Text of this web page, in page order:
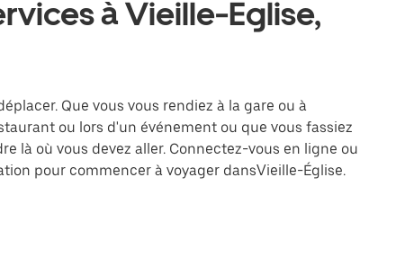
à Vieille-Église,
Que vous vous rendiez à la gare ou à
ou lors d'un événement ou que vous fassiez
là où vous devez aller. Connectez-vous en ligne ou
pour commencer à voyager dansVieille-Église.